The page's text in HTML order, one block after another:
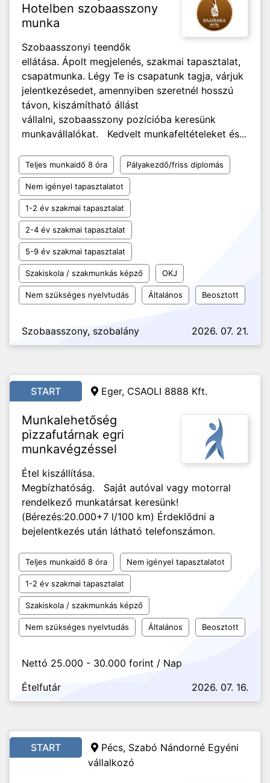
Hotelben szobaasszony
munka
Szobaasszonyi teendők
ellátása. Ápolt megjelenés, szakmai tapasztalat,
csapatmunka. Légy Te is csapatunk tagja, várjuk
jelentkezésedet, amennyiben szeretnél hosszú
távon, kiszámítható állást
vállalni, szobaasszony pozícióba keresünk
munkavállalókat. Kedvelt munkafeltételeket és...
Teljes munkaidő 8 óra Pályakezdő/friss diplomás
Nem igényel tapasztalatot
1-2 év szakmai tapasztalat
2-4 év szakmai tapasztalat
5-9 év szakmai tapasztalat
Szakiskola / szakmunkás képző OKJ
Nem szükséges nyelvtudás Általános Beosztott
Szobaasszony, szobalány 2026. 07. 21.
START Eger, CSAOLI 8888 Kft.
Munkalehetőség
pizzafutárnak egri
munkavégzéssel
Étel kiszállítása.
Megbízhatóság. Saját autóval vagy motorral
rendelkező munkatársat keresünk!
(Bérezés:20.000+7 l/100 km) Érdeklődni a
bejelentkezés után látható telefonszámon.
Teljes munkaidő 8 óra Nem igényel tapasztalatot
1-2 év szakmai tapasztalat
Szakiskola / szakmunkás képző
Nem szükséges nyelvtudás Általános Beosztott
Nettó 25.000 - 30.000 forint / Nap
Ételfutár
2026. 07. 16.
START
Pécs, Szabó Nándorné Egyéni
vállalkozó